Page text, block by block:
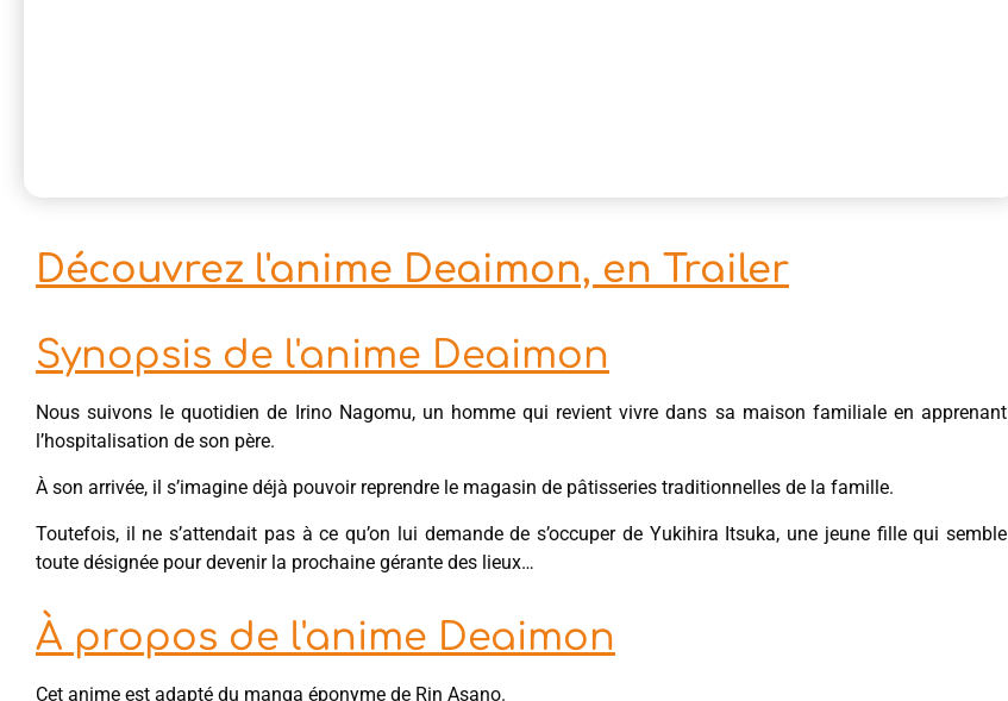
Découvrez l'anime Deaimon, en Trailer
Synopsis de l'anime Deaimon
Nous suivons le quotidien de Irino Nagomu, un homme qui revient vivre dans sa maison familiale en apprenant
l’hospitalisation de son père.
À son arrivée, il s’imagine déjà pouvoir reprendre le magasin de pâtisseries traditionnelles de la famille.
Toutefois, il ne s’attendait pas à ce qu’on lui demande de s’occuper de Yukihira Itsuka, une jeune fille qui semble
toute désignée pour devenir la prochaine gérante des lieux…
À propos de l'anime Deaimon
Cet anime est adapté du manga éponyme de Rin Asano.